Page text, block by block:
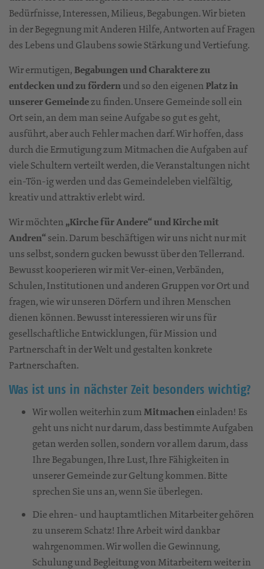
Bedürfnisse, Interessen, Milieus, Begabungen. Wir bieten
in der Begegnung mit Anderen Hilfe, Antworten auf Fragen
des Lebens und Glaubens sowie Stärkung und Vertiefung.
Wir ermutigen,Begabungen und Charaktere zu
entdecken und zu fördernund so den eigenenPlatz in
unserer Gemeindezu finden. Unsere Gemeinde soll ein
Ort sein, an dem man seine Aufgabe so gut es geht,
ausführt, aber auch Fehler machen darf. Wir hoffen, dass
durch die Ermutigung zum Mitmachen die Aufgaben auf
viele Schultern verteilt werden, die Veranstaltungen nicht
ein-Tön-ig werden und das Gemeindeleben vielfältig,
kreativ und attraktiv erlebt wird.
Wir möchten „Kirche für Andere“ und Kirche mit
Andren“ sein. Darum beschäftigen wir uns nicht nur mit
uns selbst, sondern gucken bewusst über den Tellerrand.
Bewusst kooperieren wir mit Ver-einen, Verbänden,
Schulen, Institutionen und anderen Gruppen vor Ort und
fragen, wie wir unseren Dörfern und ihren Menschen
dienen können. Bewusst interessieren wir uns für
gesellschaftliche Entwicklungen, für Mission und
Partnerschaft in der Welt und gestalten konkrete
Partnerschaften.
Was ist uns in nächster Zeit besonders wichtig?
Wir wollen weiterhin zumMitmacheneinladen! Es
geht uns nicht nur darum, dass bestimmte Aufgaben
getan werden sollen, sondern vor allem darum, dass
Ihre Begabungen, Ihre Lust, Ihre Fähigkeiten in
unserer Gemeinde zur Geltung kommen. Bitte
sprechen Sie uns an, wenn Sie überlegen.
Die ehren- und hauptamtlichen Mitarbeiter gehören
zu unserem Schatz! Ihre Arbeit wird dankbar
wahrgenommen. Wir wollen die Gewinnung,
Schulung und Begleitung von Mitarbeitern weiter in